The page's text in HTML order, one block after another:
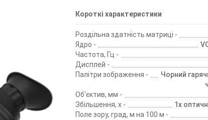
Короткі характеристики
Роздільна здатність матриці -
Ядро -
Частота, Гц -
Дисплей -
Палітри зображення -
Чорний
Об'єктив, мм -
Збільшення, х -
1х
Поле зору, град, м на 100 м -